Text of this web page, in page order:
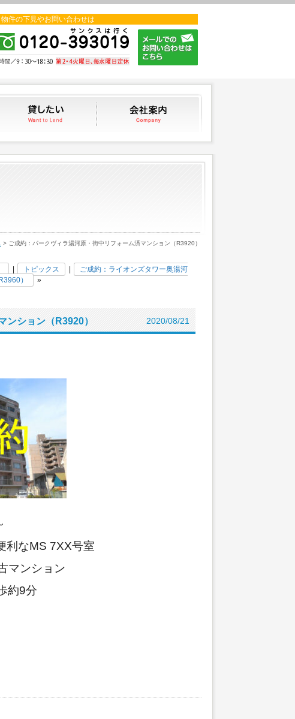
物件の下見やお問い合わせは
い 貸したい
> ご成約：パークヴィラ湯河原・街中リフォーム済マンション（R3920）
トピックス
ご成約：ライオンズタワー奥湯河
）
»
ンション（R3920） 2020/08/21
利なMS 7XX号室
マンション
約9分